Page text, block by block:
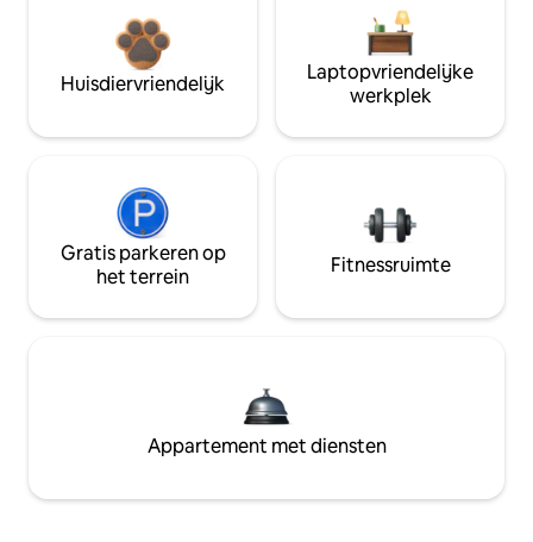
Huisdiervriendelijk
Laptopvriendelijke
werkplek
Gratis parkeren op
het terrein
Fitnessruimte
Appartement met diensten